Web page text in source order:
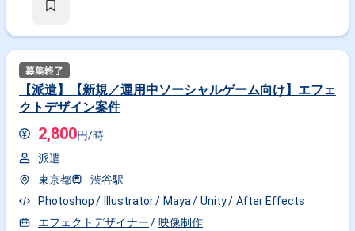
【派遣】【新規／運用中ソーシャルゲーム向け】エフェ
クトデザイン案件
2,800円/時
派遣
東京都
渋谷駅
Photoshop
Illustrator Maya Unity
After Effects
エフェクトデザイナー
映像制作